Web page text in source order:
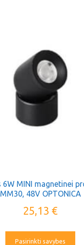
6W MINI magnetinei
MM30, 48V OPTONICA
25,13 €
Pasirinkti savybes